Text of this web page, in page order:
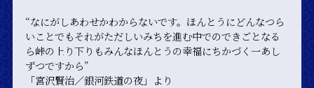
“なにがしあわせかわからないです。ほんとうにどんなつら
いことでもそれがただしいみちを進む中でのできごとなる
ら峠の上り下りもみんなほんとうの幸福にちかづく一あし
ずつですから”
「宮沢賢治／銀河鉄道の夜」より